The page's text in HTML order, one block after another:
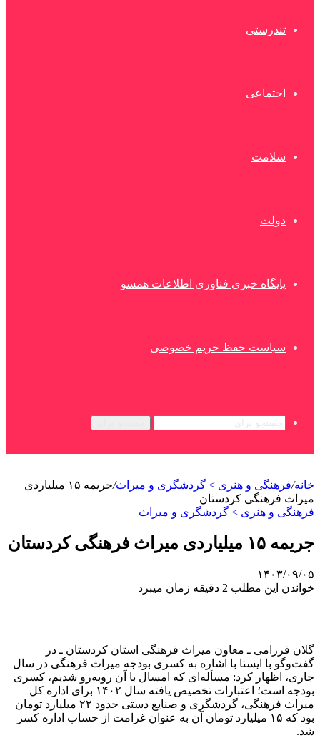
تندرستی
اجتماعی
سلامت
دولت
پایگاه خبری فناوری اطلاعات همسو
سیاست حفظ حریم خصوصی
خانه/فرهنگی و هنری > گردشگری و میراث/
جریمه ۱۵ میلیاردی
میراث فرهنگی کردستان
فرهنگی و هنری > گردشگری و میراث
جریمه ۱۵ میلیاردی میراث فرهنگی کردستان
۱۴۰۳/۰۹/۰۵
خواندن این مطلب 2 دقیقه زمان میبرد
گلان فرزامی ـ معاون میراث فرهنگی استان کردستان ـ در
گفت‌وگو با ایسنا با اشاره به کسری بودجه میراث فرهنگی در سال
جاری، اظهار کرد: مسأله‌ای که امسال با آن روبه‌رو شدیم، کسری
بودجه است؛ اعتبارات تخصیص یافته سال ١۴٠٢ برای اداره کل
میراث‌ فرهنگی، گردشگری و صنایع دستی حدود ٢٢ میلیارد تومان
بود که ١۵ میلیارد تومان آن به عنوان غرامت از حساب اداره کسر
شد.